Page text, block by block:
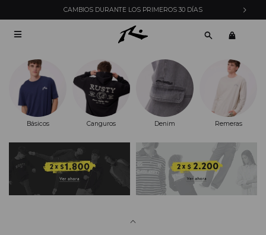
CAMBIOS DURANTE LOS PRIMEROS 30 DÍAS

Básicos Canguros Denim Remeras